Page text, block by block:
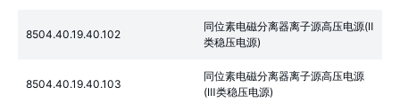
8504.40.19.40.102
同位素电磁分离器离子源高压电源(Ⅱ
类稳压电源)
8504.40.19.40.103
同位素电磁分离器离子源高压电源
(Ⅲ类稳压电源)